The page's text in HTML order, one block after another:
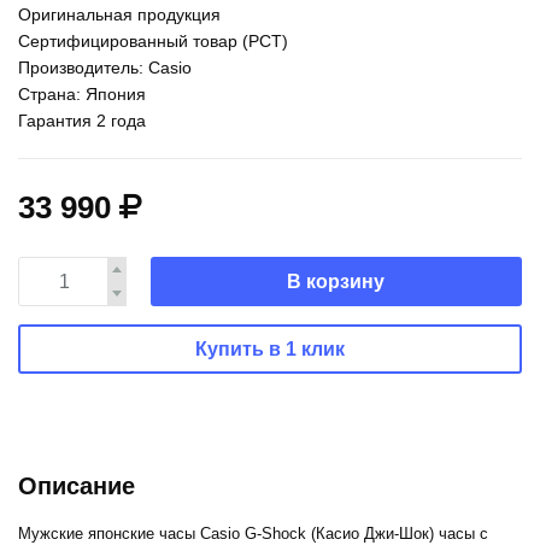
Оригинальная продукция
Сертифицированный товар (РСТ)
Производитель: Casio
Страна: Япония
Гарантия 2 года
33 990
В корзину
Купить в 1 клик
Описание
Мужские японские часы Casio G-Shock (Касио Джи-Шок) часы с